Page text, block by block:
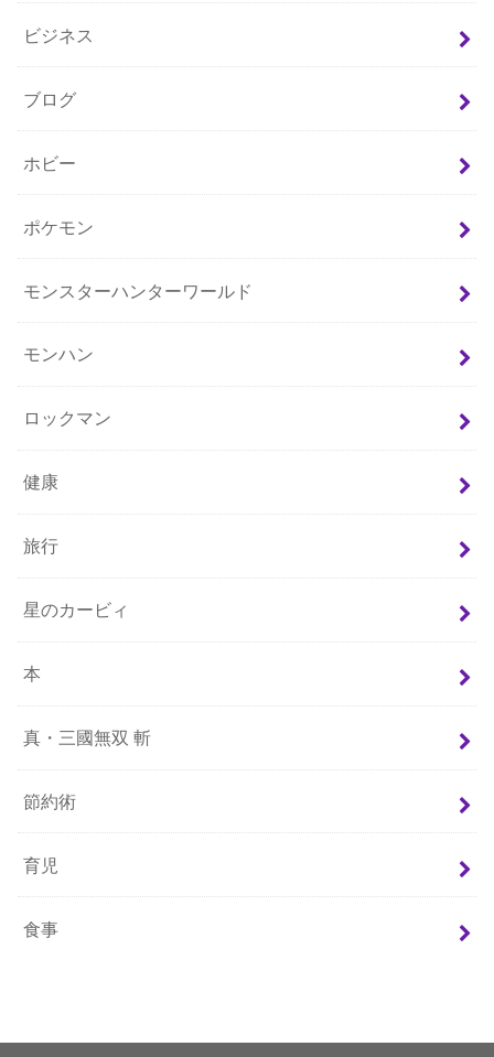
ビジネス
ブログ
ホビー
ポケモン
モンスターハンターワールド
モンハン
ロックマン
健康
旅行
星のカービィ
本
真・三國無双 斬
節約術
育児
食事